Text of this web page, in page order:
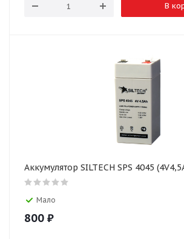
В
Аккумулятор SILTECH SPS 4045
Мало
800 ₽